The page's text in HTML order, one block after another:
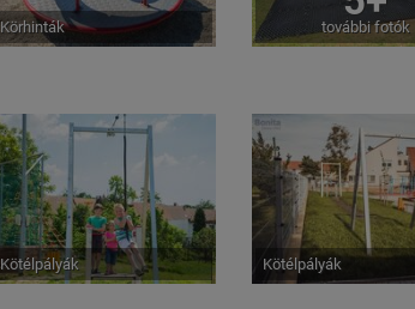
Körhinták további fotók
Kötélpályák Kötélpályák